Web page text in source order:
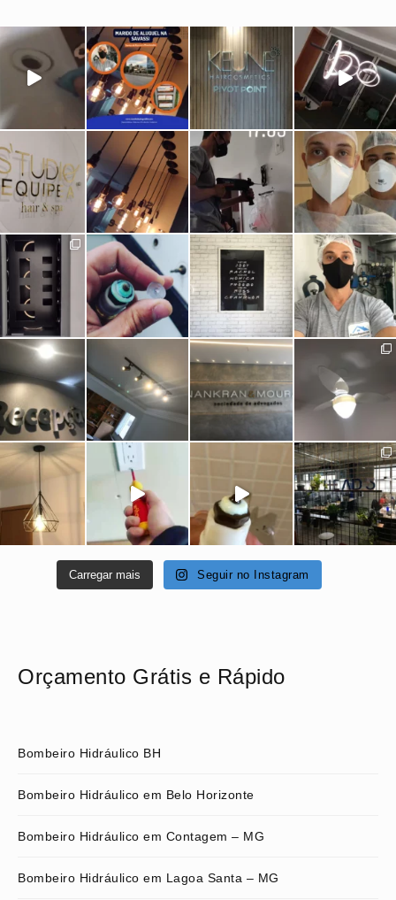
Carregar mais Seguir no Instagram
Orçamento Grátis e Rápido
Bombeiro Hidráulico BH
Bombeiro Hidráulico em Belo Horizonte
Bombeiro Hidráulico em Contagem – MG
Bombeiro Hidráulico em Lagoa Santa – MG